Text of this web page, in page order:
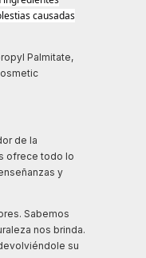
causadas
Palmitate,
de la
ofrece todo lo
y
Sabemos
nos brinda.
su